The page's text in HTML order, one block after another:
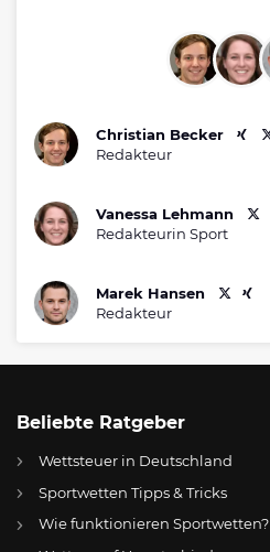
Christian Becker
Redakteur
Vanessa Lehmann
Redakteurin Sport
Marek Hansen
Redakteur
Beliebte Ratgeber
Wettsteuer in Deutschland
Sportwetten Tipps & Tricks
Wie funktionieren Sportwetten?